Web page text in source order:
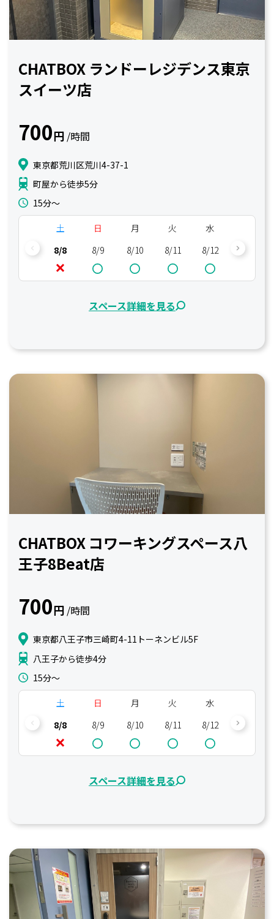
CHATBOX ランドーレジデンス東京
スイーツ店
700円 /時間
東京都荒川区荒川4-37-1
町屋から徒歩5分
15分〜
土
8/8
日
8/9
月
8/10
火
8/11
水
8/12
8/13
スペース詳細を見る
CHATBOX コワーキングスペース八
王子8Beat店
700円 /時間
東京都八王子市三崎町4-11トーネンビル5F
八王子から徒歩4分
15分〜
土
8/8
日
8/9
月
8/10
火
8/11
水
8/12
8/13
スペース詳細を見る